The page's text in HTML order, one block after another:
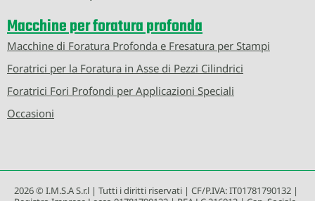
Macchine per foratura profonda
Macchine di Foratura Profonda e Fresatura per Stampi
Foratrici per la Foratura in Asse di Pezzi Cilindrici
Foratrici Fori Profondi per Applicazioni Speciali
Occasioni
2026 © I.M.S.A S.r.l | Tutti i diritti riservati | CF/P.IVA: IT01781790132 |